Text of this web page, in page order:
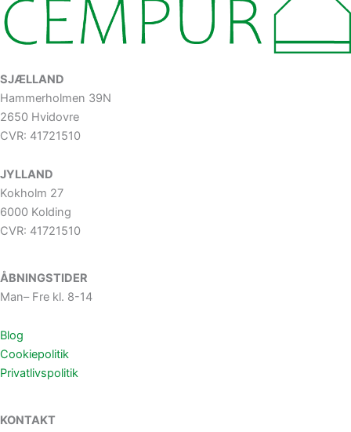
SJÆLLAND
Hammerholmen 39N
2650 Hvidovre
CVR: 41721510
JYLLAND
Kokholm 27
6000 Kolding
CVR: 41721510
ÅBNINGSTIDER
Man– Fre kl. 8-14
Blog
Cookiepolitik
Privatlivspolitik
KONTAKT